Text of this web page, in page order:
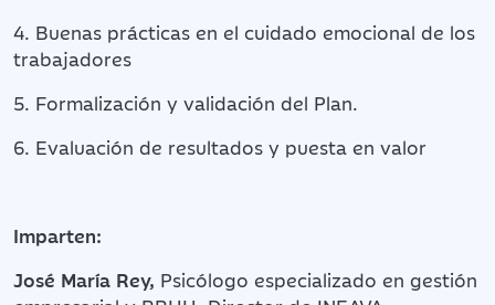
4. Buenas prácticas en el cuidado emocional de los
trabajadores
5. Formalización y validación del Plan.
6. Evaluación de resultados y puesta en valor
Imparten:
José María Rey, Psicólogo especializado en gestión